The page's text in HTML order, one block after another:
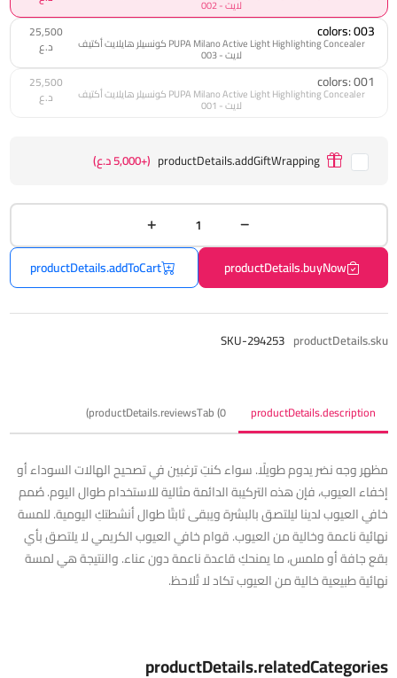
لايت - 002
colors: 003
PUPA Milano Active Light Highlighting Concealer كونسيلر هايلايت أكتيف
لايت - 003
25,500
د.ع
colors: 001
PUPA Milano Active Light Highlighting Concealer كونسيلر هايلايت أكتيف
لايت - 001
25,500
د.ع
productDetails.addGiftWrapping (+5,000 د.ع)
productDetails.buyNow
productDetails.addToCart
productDetails.sku
SKU-294253
productDetails.description
productDetails.reviewsTab (0)
مظهر وجه نضر يدوم طويلًا. سواء كنتِ ترغبين في تصحيح الهالات السوداء أو
إخفاء العيوب، فإن هذه التركيبة الدائمة مثالية للاستخدام طوال اليوم. صُمم
خافي العيوب لدينا ليلتصق بالبشرة ويبقى ثابتًا طوال أنشطتكِ اليومية. للمسة
نهائية ناعمة وخالية من العيوب. قوام خافي العيوب الكريمي لا يلتصق بأي
بقع جافة أو ملمس، ما يمنحكِ قاعدة ناعمة دون عناء. والنتيجة هي لمسة
نهائية طبيعية خالية من العيوب تكاد لا تُلاحظ.
productDetails.relatedCategories